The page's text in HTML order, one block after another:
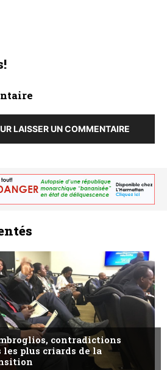
LAISSER UN COMMENTAIRE
contradictions
les plus criards de la